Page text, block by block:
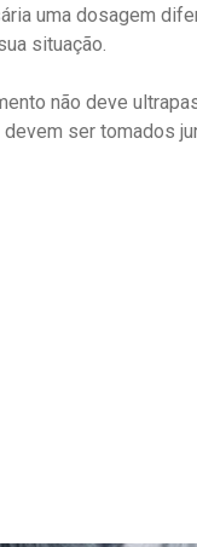
uma dosagem
situação.
não deve
ser tomados